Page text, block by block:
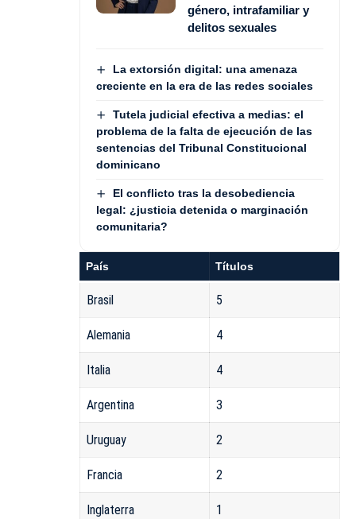
género, intrafamiliar y
delitos sexuales
La extorsión digital: una amenaza
creciente en la era de las redes sociales
Tutela judicial efectiva a medias: el
problema de la falta de ejecución de las
sentencias del Tribunal Constitucional
dominicano
El conflicto tras la desobediencia
legal: ¿justicia detenida o marginación
comunitaria?
País Títulos
Brasil 5
Alemania 4
Italia 4
Argentina 3
Uruguay 2
Francia 2
Inglaterra 1